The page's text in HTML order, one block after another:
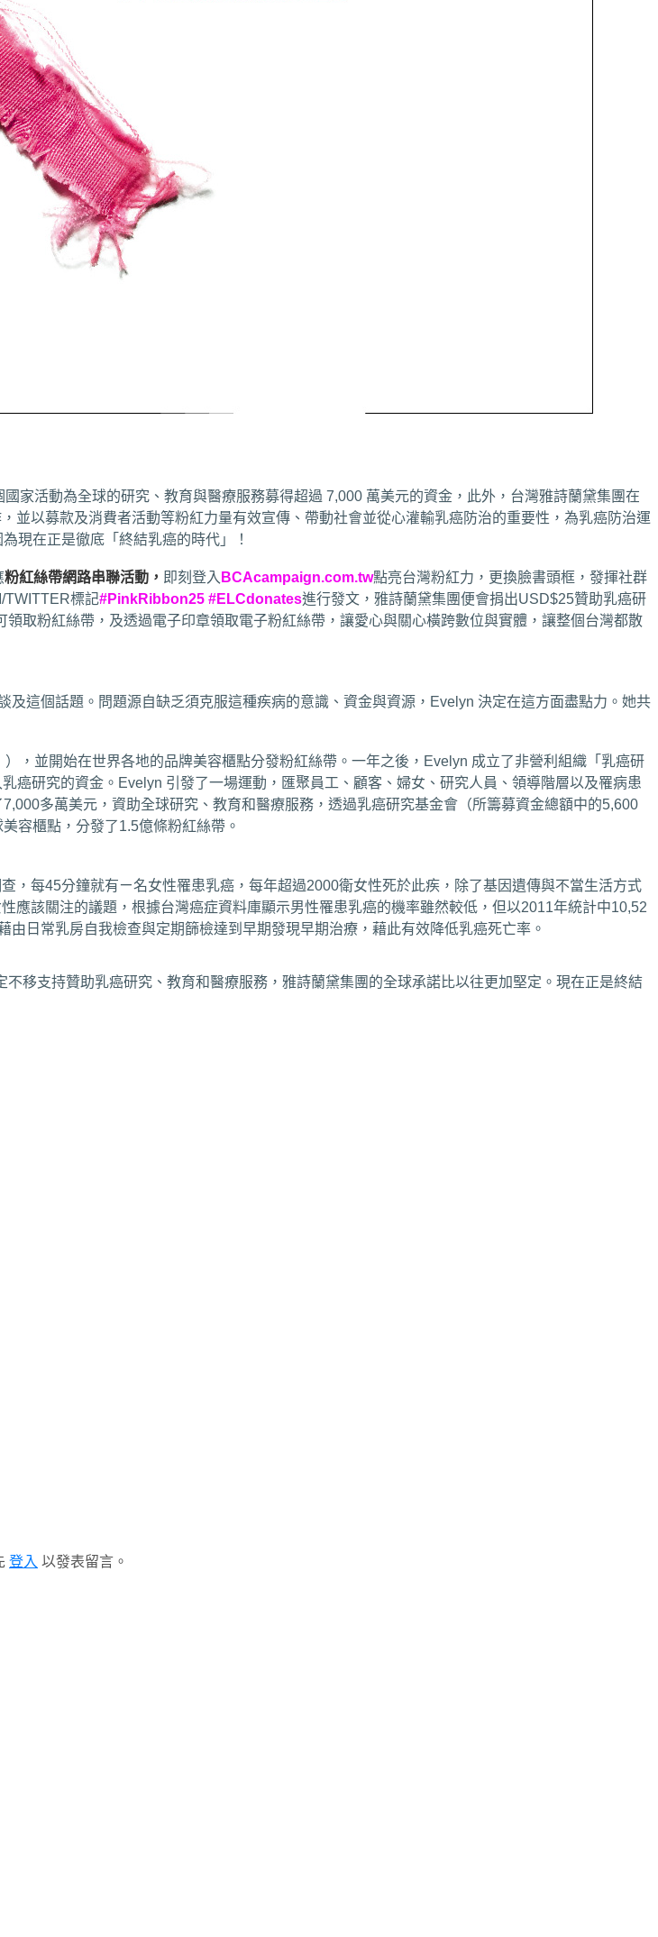
家活動為全球的研究、教育與醫療服務募得超過 7,000 萬美元的資金，此外，台灣雅詩蘭黛集團在
以募款及消費者活動等粉紅力量有效宣傳、帶動社會並從心灌輸乳癌防治的重要性，為乳癌防治運
現在正是徹底「終結乳癌的時代」！
粉紅絲帶網路串聯活動， 即刻登入 BCAcampaign.com.tw點亮台灣粉紅力，更換臉書頭框，發揮社群
TWITTER標記#PinkRibbon25 #ELCdonates進行發文，雅詩蘭黛集團便會捐出USD$25贊助乳癌研
取粉紅絲帶，及透過電子印章領取電子粉紅絲帶，讓愛心與關心橫跨數位與實體，讓整個台灣都散
這個話題。問題源自缺乏須克服這種疾病的意識、資金與資源，Evelyn 決定在這方面盡點力。她共
，並開始在世界各地的品牌美容櫃點分發粉紅絲帶。一年之後，Evelyn 成立了非營利組織「乳癌研
研究的資金。Evelyn 引發了一場運動，匯聚員工、顧客、婦女、研究人員、領導階層以及罹病患
多萬美元，資助全球研究、教育和醫療服務，透過乳癌研究基金會（所籌募資金總額中的5,600
容櫃點，分發了1.5億條粉紅絲帶。
，每45分鐘就有ㄧ名女性罹患乳癌，每年超過2000衛女性死於此疾，除了基因遺傳與不當生活方式
該關注的議題，根據台灣癌症資料庫顯示男性罹患乳癌的機率雖然較低，但以2011年統計中10,52
日常乳房自我檢查與定期篩檢達到早期發現早期治療，藉此有效降低乳癌死亡率。
移支持贊助乳癌研究、教育和醫療服務，雅詩蘭黛集團的全球承諾比以往更加堅定。現在正是終結
登入 以發表留言。